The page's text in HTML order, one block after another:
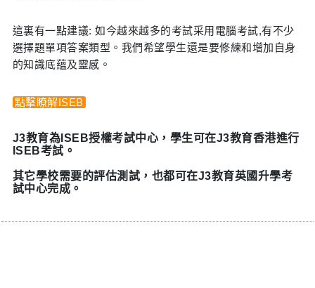
這裏有一點建議: 如今越來越多的考試采用電腦考試,有不少
選擇題單項答案類型。我們希望學生還是要修練和增加自身
的知識底蘊及靈感。
點擊瞭解ISEB
J3教育為ISEB授權考試中心，學生可在J3教育香港進行
ISEB考試。
其它學校需要的評估測試，也都可在J3教育英國升學考
試中心完成。